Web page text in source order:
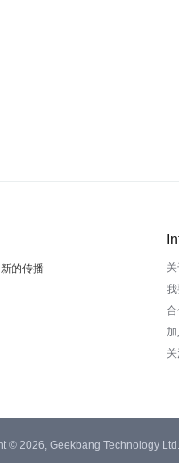
的传播
我
合
© 2026, Geekbang Technology